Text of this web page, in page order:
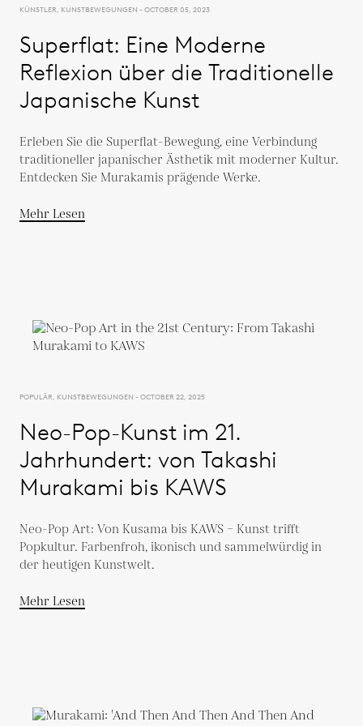
KÜNSTLER, KUNSTBEWEGUNGEN - OCTOBER 05, 2023
Superflat: Eine Moderne
Reflexion über die Traditionelle
Japanische Kunst
Erleben Sie die Superflat-Bewegung, eine Verbindung
traditioneller japanischer Ästhetik mit moderner Kultur.
Entdecken Sie Murakamis prägende Werke.
Mehr Lesen
POPULÄR, KUNSTBEWEGUNGEN - OCTOBER 22, 2025
Neo-Pop-Kunst im 21.
Jahrhundert: von Takashi
Murakami bis KAWS
Neo-Pop Art: Von Kusama bis KAWS – Kunst trifft
Popkultur. Farbenfroh, ikonisch und sammelwürdig in
der heutigen Kunstwelt.
Mehr Lesen